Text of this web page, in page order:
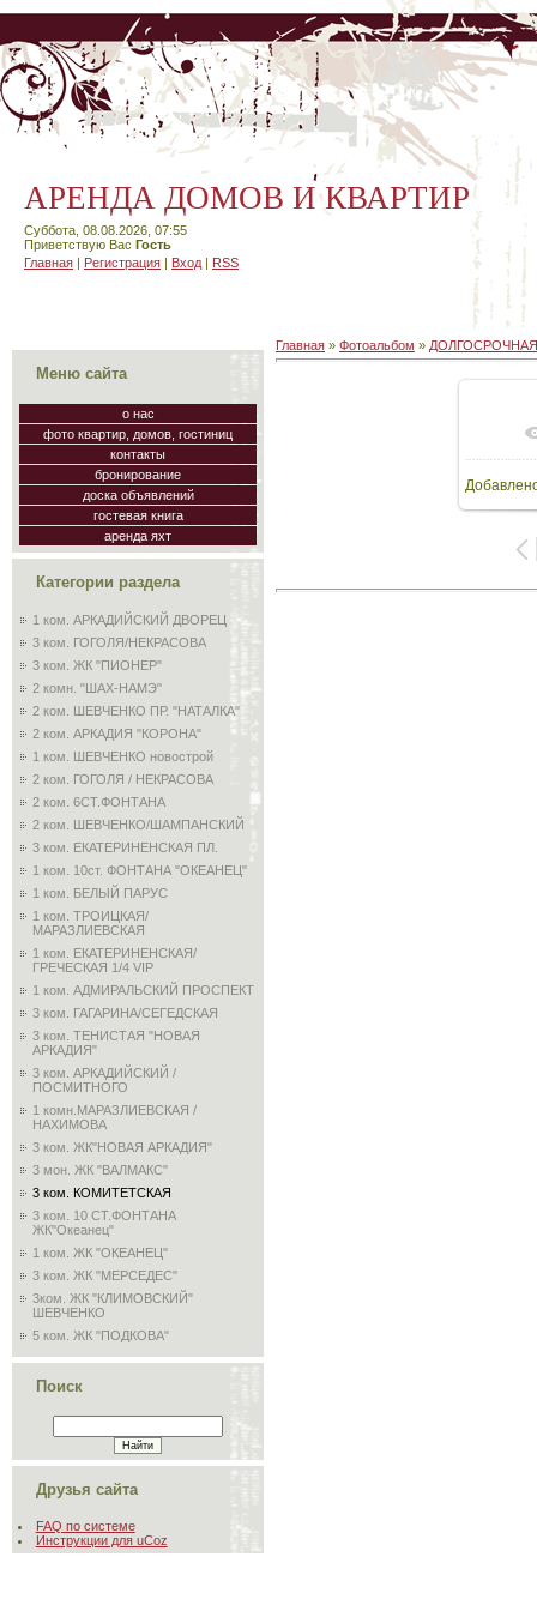
АРЕНДА ДОМОВ И КВАРТИР
Суббота, 08.08.2026, 07:55
Приветствую Вас Гость
Главная | Регистрация | Вход | RSS
Меню сайта
о нас
фото квартир, домов, гостиниц
контакты
бронирование
доска объявлений
гостевая книга
аренда яхт
Категории раздела
1 ком. АРКАДИЙСКИЙ ДВОРЕЦ
3 ком. ГОГОЛЯ/НЕКРАСОВА
3 ком. ЖК "ПИОНЕР"
2 комн. "ШАХ-НАМЭ"
2 ком. ШЕВЧЕНКО ПР. "НАТАЛКА"
2 ком. АРКАДИЯ "КОРОНА"
1 ком. ШЕВЧЕНКО новострой
2 ком. ГОГОЛЯ / НЕКРАСОВА
2 ком. 6СТ.ФОНТАНА
2 ком. ШЕВЧЕНКО/ШАМПАНСКИЙ
3 ком. ЕКАТЕРИНЕНСКАЯ ПЛ.
1 ком. 10ст. ФОНТАНА "ОКЕАНЕЦ"
1 ком. БЕЛЫЙ ПАРУС
1 ком. ТРОИЦКАЯ/
МАРАЗЛИЕВСКАЯ
1 ком. ЕКАТЕРИНЕНСКАЯ/
ГРЕЧЕСКАЯ 1/4 VIP
1 ком. АДМИРАЛЬСКИЙ ПРОСПЕКТ
3 ком. ГАГАРИНА/СЕГЕДСКАЯ
3 ком. ТЕНИСТАЯ "НОВАЯ
АРКАДИЯ"
3 ком. АРКАДИЙСКИЙ /
ПОСМИТНОГО
1 комн.МАРАЗЛИЕВСКАЯ /
НАХИМОВА
3 ком. ЖК"НОВАЯ АРКАДИЯ"
3 мон. ЖК "ВАЛМАКС"
3 ком. КОМИТЕТСКАЯ
3 ком. 10 СТ.ФОНТАНА
ЖК"Океанец"
1 ком. ЖК "ОКЕАНЕЦ"
3 ком. ЖК "МЕРСЕДЕС"
3ком. ЖК "КЛИМОВСКИЙ"
ШЕВЧЕНКО
5 ком. ЖК "ПОДКОВА"
Поиск
Друзья сайта
FAQ по системе
Инструкции для uCoz
Главная » Фотоальбом »